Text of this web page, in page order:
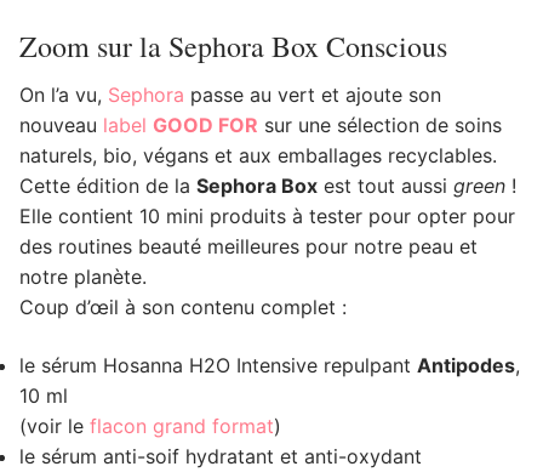
Zoom sur la Sephora Box Conscious
On l’a vu, Sephora passe au vert et ajoute son
nouveau label GOOD FOR sur une sélection de soins
naturels, bio, végans et aux emballages recyclables.
Cette édition de la Sephora Box est tout aussi green !
Elle contient 10 mini produits à tester pour opter pour
des routines beauté meilleures pour notre peau et
notre planète.
Coup d’œil à son contenu complet :
le sérum Hosanna H2O Intensive repulpant Antipodes,
10 ml
(voir le flacon grand format)
le sérum anti-soif hydratant et anti-oxydant